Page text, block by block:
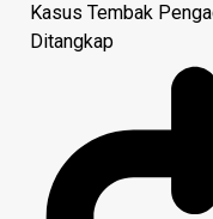
Kasus Tembak
Ditangkap